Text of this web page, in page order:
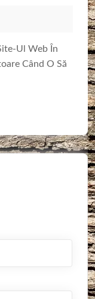
Ul Web În
Când O Să